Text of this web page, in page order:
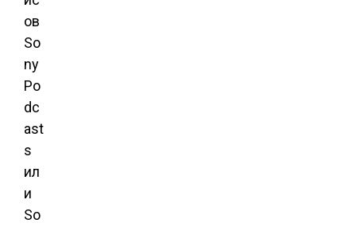
ов
So
ny
Po
dc
ast
s
ил
и
So